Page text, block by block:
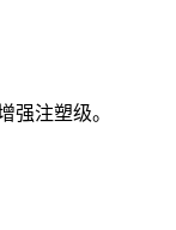
强注塑级。